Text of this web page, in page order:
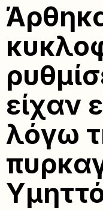
είχαν
λόγω